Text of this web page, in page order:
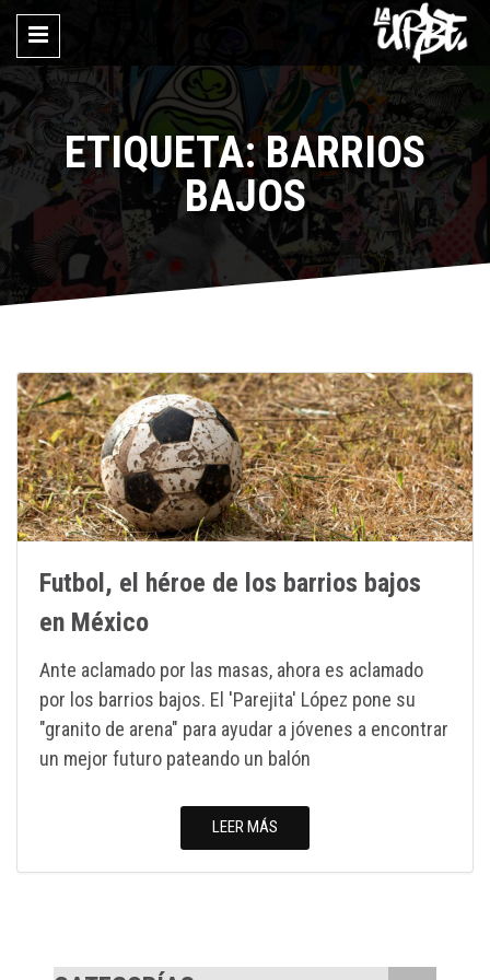
ETIQUETA: BARRIOS
BAJOS
Futbol, el héroe de los barrios bajos
en México
Ante aclamado por las masas, ahora es aclamado
por los barrios bajos. El 'Parejita' López pone su
"granito de arena" para ayudar a jóvenes a encontrar
un mejor futuro pateando un balón
LEER MÁS